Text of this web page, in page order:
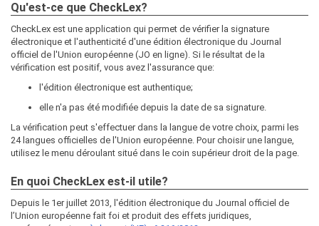
Qu'est-ce que CheckLex?
CheckLex est une application qui permet de vérifier la signature
électronique et l'authenticité d'une édition électronique du Journal
officiel de l'Union européenne (JO en ligne). Si le résultat de la
vérification est positif, vous avez l'assurance que:
l'édition électronique est authentique;
elle n'a pas été modifiée depuis la date de sa signature.
La vérification peut s'effectuer dans la langue de votre choix, parmi les
24 langues officielles de l'Union européenne. Pour choisir une langue,
utilisez le menu déroulant situé dans le coin supérieur droit de la page.
En quoi CheckLex est-il utile?
Depuis le 1er juillet 2013, l'édition électronique du Journal officiel de
l’Union européenne fait foi et produit des effets juridiques,